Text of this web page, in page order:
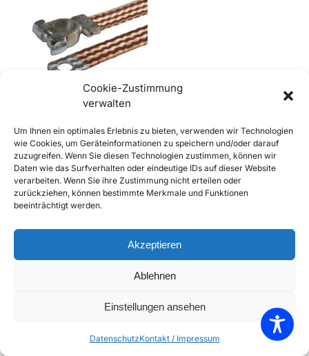
Cookie-Zustimmung
verwalten
Um Ihnen ein optimales Erlebnis zu bieten, verwenden wir Technologien
wie Cookies, um Geräteinformationen zu speichern und/oder darauf
zuzugreifen. Wenn Sie diesen Technologien zustimmen, können wir
Daten wie das Surfverhalten oder eindeutige IDs auf dieser Website
verarbeiten. Wenn Sie ihre Zustimmung nicht erteilen oder
zurückziehen, können bestimmte Merkmale und Funktionen
beeinträchtigt werden.
Akzeptieren
Ablehnen
Einstellungen ansehen
DatenschutzKontakt / Impressum
356 Batterie Masseband
€15,90 inkl. Mwst
Enthält 20% Mwst
zzgl.Versand
Lieferzeit: Sofort lieferbar